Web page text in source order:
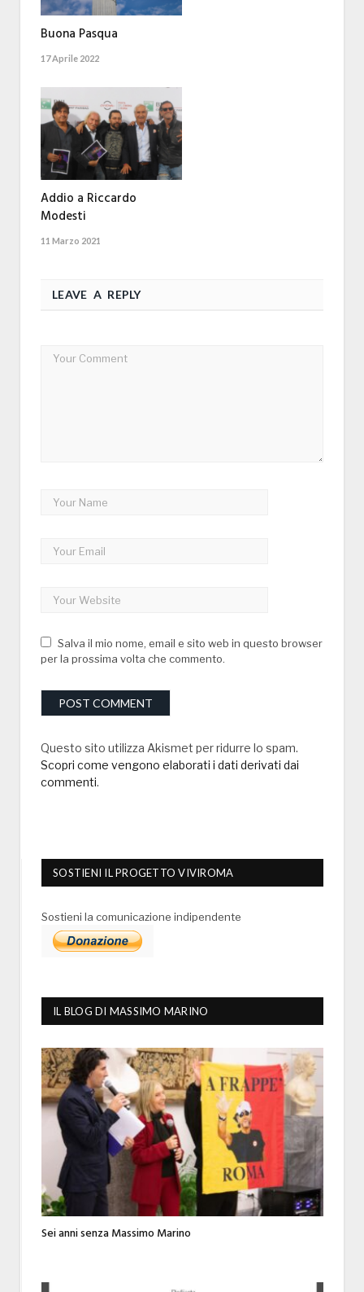
Buona Pasqua
17 Aprile 2022
Addio a Riccardo
Modesti
11 Marzo 2021
LEAVE A REPLY
Salva il mio nome, email e sito web in questo browser
per la prossima volta che commento.
Questo sito utilizza Akismet per ridurre lo spam.
Scopri come vengono elaborati i dati derivati dai
commenti.
SOSTIENI IL PROGETTO VIVIROMA
Sostieni la comunicazione indipendente
IL BLOG DI MASSIMO MARINO
Sei anni senza Massimo Marino